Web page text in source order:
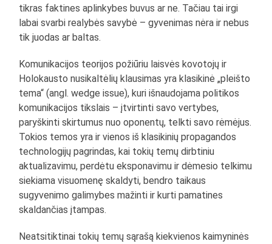
tikras faktines aplinkybes buvus ar ne. Tačiau tai irgi
labai svarbi realybės savybė – gyvenimas nėra ir nebus
tik juodas ar baltas.
Komunikacijos teorijos požiūriu laisvės kovotojų ir
Holokausto nusikaltėlių klausimas yra klasikinė „pleišto
tema“ (angl. wedge issue), kuri išnaudojama politikos
komunikacijos tikslais – įtvirtinti savo vertybes,
paryškinti skirtumus nuo oponentų, telkti savo rėmėjus.
Tokios temos yra ir vienos iš klasikinių propagandos
technologijų pagrindas, kai tokių temų dirbtiniu
aktualizavimu, perdėtu eksponavimu ir dėmesio telkimu
siekiama visuomenę skaldyti, bendro taikaus
sugyvenimo galimybes mažinti ir kurti pamatines
skaldančias įtampas.
Neatsitiktinai tokių temų sąrašą kiekvienos kaimyninės